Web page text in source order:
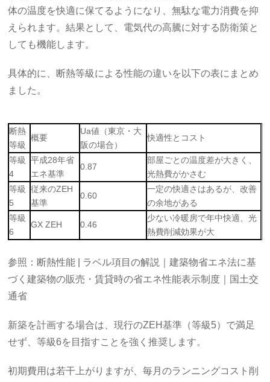
体の温度を快適に保てるようになり、無駄な電力消費を抑
えられます。結果として、電気代の高騰に対する防衛策と
しても機能します。
具体的に、断熱等級による性能の違いを以下の表にまとめ
ました。
断熱
等級
概要
Ua値（東京・大
阪の場合）
快適性とコスト
等級
4
平成28年省
エネ基準
0.87
部屋ごとの温度差が大きく、
光熱費がかさむ
等級
5
従来のZEH
基準
0.60
一定の快適さはあるが、改善
の余地がある
等級
6
GX ZEH 0.46
少ない冷暖房で年中快適、光
熱費削減効果が大
参照：断熱性能 | ラベル項目の解説｜建築物省エネ法に基
づく建築物の販売・賃貸時の省エネ性能表⽰制度｜国土交
通省
新築を計画する場合は、現行のZEH基準（等級5）で満足
せず、等級6を目指すことを強く推奨します。
初期費用は若干上がりますが、毎月のランニングコスト削